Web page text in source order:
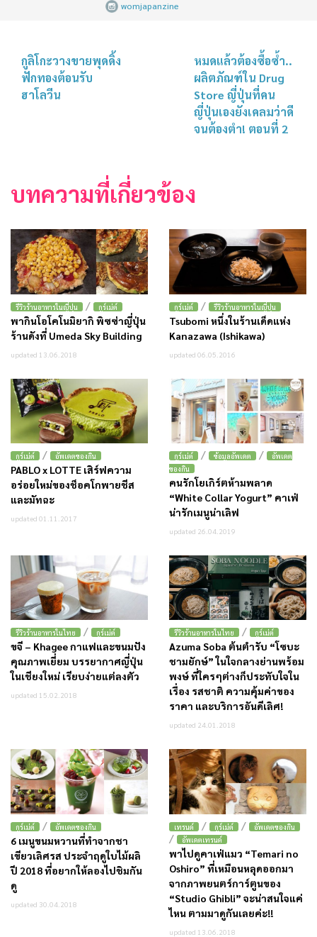
womjapanzine
กูลิโกะวางขายพุดดิ้ง
ฟักทองต้อนรับ
ฮาโลวีน
หมดแล้วต้องซื้อซ้ำ..
ผลิตภัณฑ์ใน Drug
Store ญี่ปุ่นที่คน
ญี่ปุ่นเองยังเคลมว่าดี
จนต้องตำ! ตอนที่ 2
บทความที่เกี่ยวข้อง
รีวิวร้านอาหารในญี่ปุ่น / กูร์เม่ต์
พากินโอโคโนมิยากิ พิซซ่าญี่ปุ่น
ร้านดังที่ Umeda Sky Building
updated 13.06.2018
กูร์เม่ต์ / รีวิวร้านอาหารในญี่ปุ่น
Tsubomi หนึ่งในร้านเด็ดแห่ง
Kanazawa (Ishikawa)
updated 06.05.2016
กูร์เม่ต์ / อัพเดตของกิน
PABLO x LOTTE เสิร์ฟความ
อร่อยใหม่ของช็อคโกพายชีส
และมัทฉะ
updated 01.11.2017
กูร์เม่ต์ / ข้อมูลอัพเดต /
อัพเดต
ของกิน
คนรักโยเกิร์ตห้ามพลาด
“White Collar Yogurt” คาเฟ่
น่ารักเมนูน่าเลิฟ
updated 26.04.2019
รีวิวร้านอาหารในไทย / กูร์เม่ต์
ขจี – Khagee กาแฟและขนมปัง
คุณภาพเยี่ยม บรรยากาศญี่ปุ่น
ในเชียงใหม่ เรียบง่ายแต่ลงตัว
updated 15.02.2018
รีวิวร้านอาหารในไทย / กูร์เม่ต์
Azuma Soba ต้นตำรับ “โซบะ
ชามยักษ์” ในใจกลางย่านพร้อม
พงษ์ ที่ใครๆต่างก็ประทับใจใน
เรื่อง รสชาติ ความคุ้มค่าของ
ราคา และบริการอันดีเลิศ!
updated 24.01.2018
กูร์เม่ต์ / อัพเดตของกิน
6 เมนูขนมหวานที่ทำจากชา
เขียวเลิศรส ประจำฤดูใบไม้ผลิ
ปี 2018 ที่อยากให้ลองไปชิมกัน
ดู
updated 30.04.2018
เทรนด์ / กูร์เม่ต์ / อัพเดตของกิน
/ อัพเดตเทรนด์
พาไปดูคาเฟ่แมว “Temari no
Oshiro” ที่เหมือนหลุดออกมา
จากภาพยนตร์การ์ตูนของ
“Studio Ghibli” จะน่าสนใจแค่
ไหน ตามมาดูกันเลยค่ะ!!
updated 13.06.2018